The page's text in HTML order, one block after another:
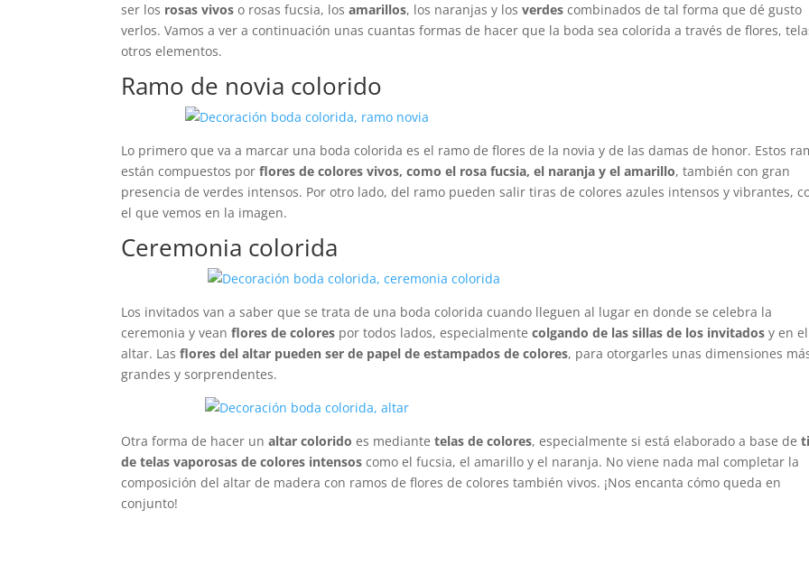
ser los rosas vivos o rosas fucsia, losamarillos, los naranjas y losverdescombinados de tal forma que dé gusto
verlos. Vamos a ver a continuación unas cuantas formas de hacer que la boda sea colorida a través de flores,
otros elementos.
Ramo de novia colorido
Lo primero que va a marcar una boda colorida es el ramo de flores de la novia y de las damas de honor. Estos
están compuestos porflores de colores vivos, como el rosa fucsia, el naranja y el amarillo, también con gran
presencia de verdes intensos. Por otro lado, del ramo pueden salir tiras de colores azules intensos y vibrantes,
el que vemos en la imagen.
Ceremonia colorida
Los invitados van a saber que se trata de una boda colorida cuando lleguen al lugar en donde se celebra la
ceremonia y veanflores de colores por todos lados, especialmentecolgando de las sillas de los invitados y en el
altar. Lasflores del altar pueden ser de papel de estampados de colores, para otorgarles unas dimensiones
grandes y sorprendentes.
Otra forma de hacer unaltar colorido es mediantetelas de colores, especialmente si está elaborado a base de
de telas vaporosas de colores intensos como el fucsia, el amarillo y el naranja. No viene nada mal completar la
composición del altar de madera con ramos de flores de colores también vivos. ¡Nos encanta cómo queda en
conjunto!